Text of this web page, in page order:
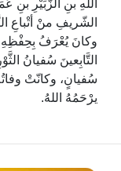
اللهِ بنِ الزُّبَيْرِ بنِ
الشّريفِ منْ أتْباعِ
وكانَ يُعْرَفُ بِحِفْظِهِ
التَّابِعينَ سُفيانُ
سُفيانٍ، وكانّتْ
يرْحَمُهُ اللهُ.